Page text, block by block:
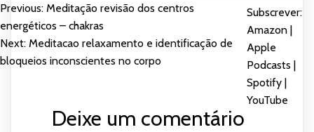
Amazon
Spotify YouTube
FEED RSS
PARTILHAR
LIGAÇÃO
Subscrever:
Amazon |
Apple
Podcasts |
Spotify |
YouTube
NAVEGAÇÃO
DE
Previous: Meditação revisão dos centros
energéticos – chakras
Next: Meditacao relaxamento e identificação de
bloqueios inconscientes no corpo
Deixe um comentário